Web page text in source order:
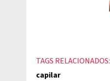
TAGS RELACIONADOS:
capilar